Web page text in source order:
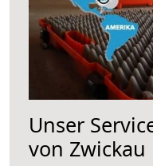
Unser
von Zwickau